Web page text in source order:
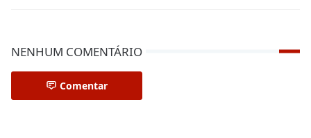
NENHUM COMENTÁRIO
Comentar